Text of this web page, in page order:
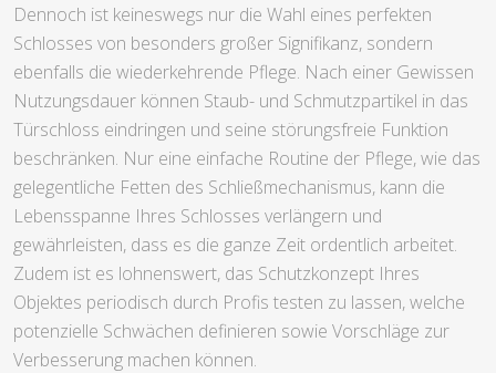
Dennoch ist keineswegs nur die Wahl eines perfekten
Schlosses von besonders großer Signifikanz, sondern
ebenfalls die wiederkehrende Pflege. Nach einer Gewissen
Nutzungsdauer können Staub- und Schmutzpartikel in das
Türschloss eindringen und seine störungsfreie Funktion
beschränken. Nur eine einfache Routine der Pflege, wie das
gelegentliche Fetten des Schließmechanismus, kann die
Lebensspanne Ihres Schlosses verlängern und
gewährleisten, dass es die ganze Zeit ordentlich arbeitet.
Zudem ist es lohnenswert, das Schutzkonzept Ihres
Objektes periodisch durch Profis testen zu lassen, welche
potenzielle Schwächen definieren sowie Vorschläge zur
Verbesserung machen können.